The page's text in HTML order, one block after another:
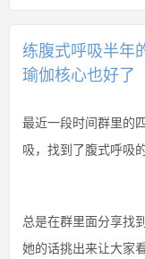
练腹式呼吸半年
瑜伽核心也好了
最近一段时间群里的
吸，找到了腹式呼吸
总是在群里面分享找
她的话挑出来让大家